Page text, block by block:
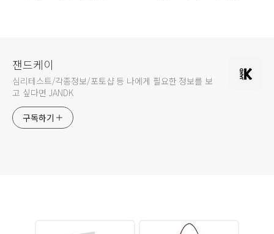
잰드케이
심리테스트/각종정보/포토샵 등 나에게 필요한 정보를 보
고 싶다면 JANDK
구독하기